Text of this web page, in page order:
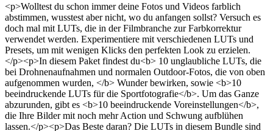
<p>Wolltest du schon immer deine Fotos und Videos farblich
abstimmen, wusstest aber nicht, wo du anfangen sollst? Versuch es
doch mal mit LUTs, die in der Filmbranche zur Farbkorrektur
verwendet werden. Experimentiere mit verschiedenen LUTs und
Presets, um mit wenigen Klicks den perfekten Look zu erzielen.
</p><p>In diesem Paket findest du<b> 10 unglaubliche LUTs, die
bei Drohnenaufnahmen und normalen Outdoor-Fotos, die von oben
aufgenommen wurden, </b> Wunder bewirken, sowie <b>10
beeindruckende LUTs für die Sportfotografie</b>. Um das Ganze
abzurunden, gibt es <b>10 beeindruckende Voreinstellungen</b>,
die Ihre Bilder mit noch mehr Action und Schwung aufblühen
lassen.</p><p>Das Beste daran? Die LUTs in diesem Bundle sind